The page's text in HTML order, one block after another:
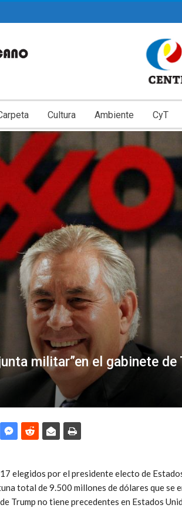
Cultura Ambiente CyT
militar”en el gabinete de
elegidos por el presidente electo de
total de 9.500 millones de dólares que se
Trump no tiene precedentes en Estados